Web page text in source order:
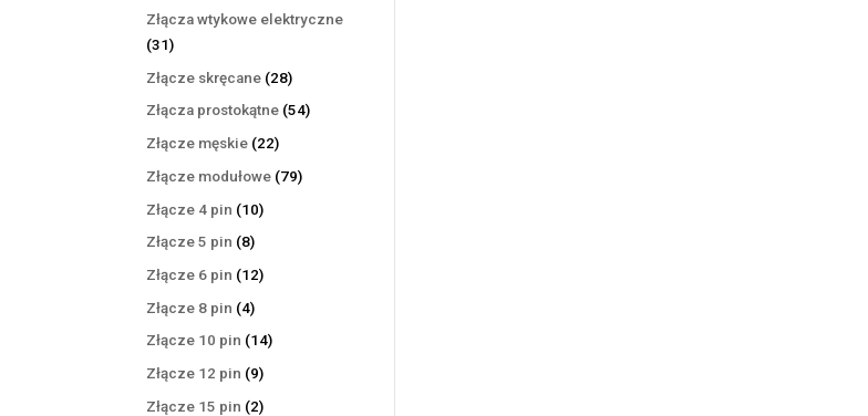
Złącza wtykowe elektryczne
3131
produktów
Złącze skręcane 2828
produktów
Złącza prostokątne 5454
Złącze męskie 2222
produkty
Złącze modułowe 7979
Złącze 4 pin 1010
Złącze 5 pin 88
produktów
Złącze 6 pin 1212
Złącze 8 pin 44
produkty
Złącze 10 pin 1414
Złącze 12 pin 99
produktów
Złącze 15 pin 22